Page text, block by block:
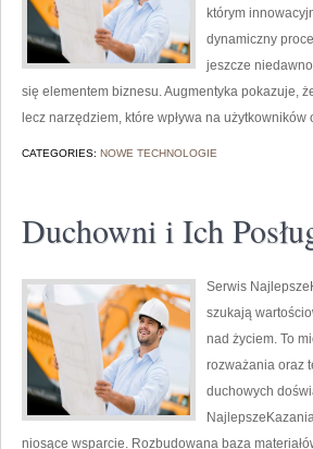
którym
dynamiczny
jeszcze
się elementem biznesu. Augmentyka pokazuje,
lecz narzędziem, które wpływa na
CATEGORIES: NOWE TECHNOLOGIE
Duchowni i Ich
Serwis
szukają
nad życiem. To
rozważania oraz
duchowych
niosące wsparcie. Rozbudowana baza